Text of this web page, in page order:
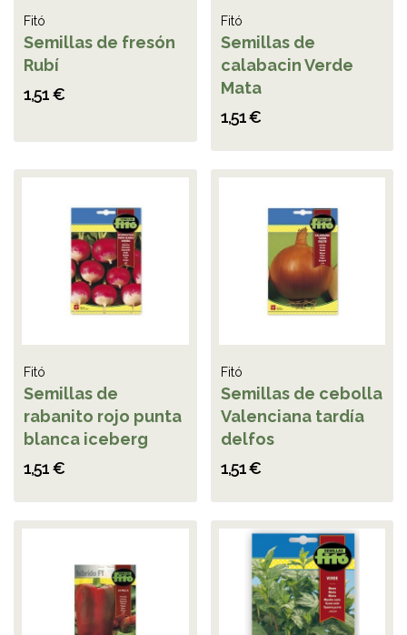
Fitó
Semillas de fresón
Rubí
1,51 €
Fitó
Semillas de
calabacin Verde
Mata
1,51 €
Fitó
Semillas de
rabanito rojo punta
blanca iceberg
1,51 €
Fitó
Semillas de cebolla
Valenciana tardía
delfos
1,51 €